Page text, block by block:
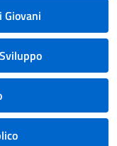
Giovani